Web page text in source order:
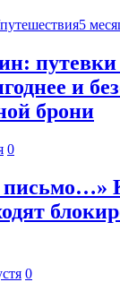
5
путевки
и
брони
0
0